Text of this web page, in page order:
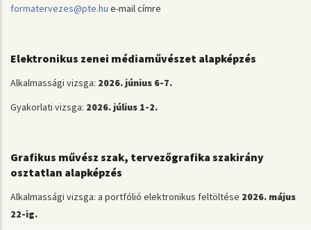
formatervezes@pte.hu e-mail címre
Elektronikus zenei médiaművészet alapképzés
Alkalmassági vizsga: 2026. június 6-7.
Gyakorlati vizsga: 2026. július 1-2.
Grafikus művész szak, tervezőgrafika szakirány
osztatlan alapképzés
Alkalmassági vizsga: a portfólió elektronikus feltöltése 2026. május
22-ig.